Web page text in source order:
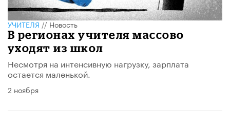
УЧИТЕЛЯ//Новость
В регионах учителя массово
уходят из школ
Несмотря на интенсивную нагрузку, зарплата
остается маленькой.
2 ноября